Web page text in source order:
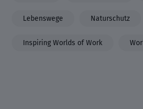
Lebenswege Naturschutz
Inspiring Worlds of Work